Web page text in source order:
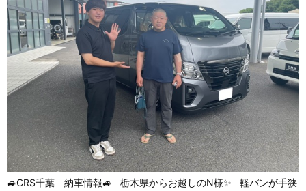
🚙CRS千葉 納車情報🚙 栃木県からお越しのN様✨ 軽バンが手狭